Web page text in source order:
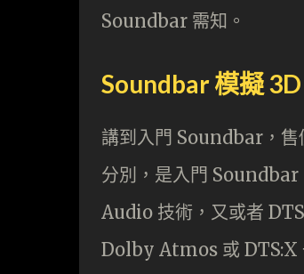
Soundbar 需知。
Soundbar 模擬
講到入門 Soundbar，售
分別，是入門 Soundbar
Audio 技術，又或者
Dolby Atmos 或 DTS:X